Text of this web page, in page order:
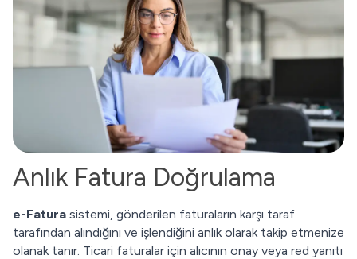
Anlık Fatura Doğrulama
e-Fatura sistemi, gönderilen faturaların karşı taraf
tarafından alındığını ve işlendiğini anlık olarak takip etmenize
olanak tanır. Ticari faturalar için alıcının onay veya red yanıtı